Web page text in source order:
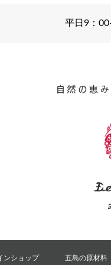
平日9：
ンショップ 五島の原材料